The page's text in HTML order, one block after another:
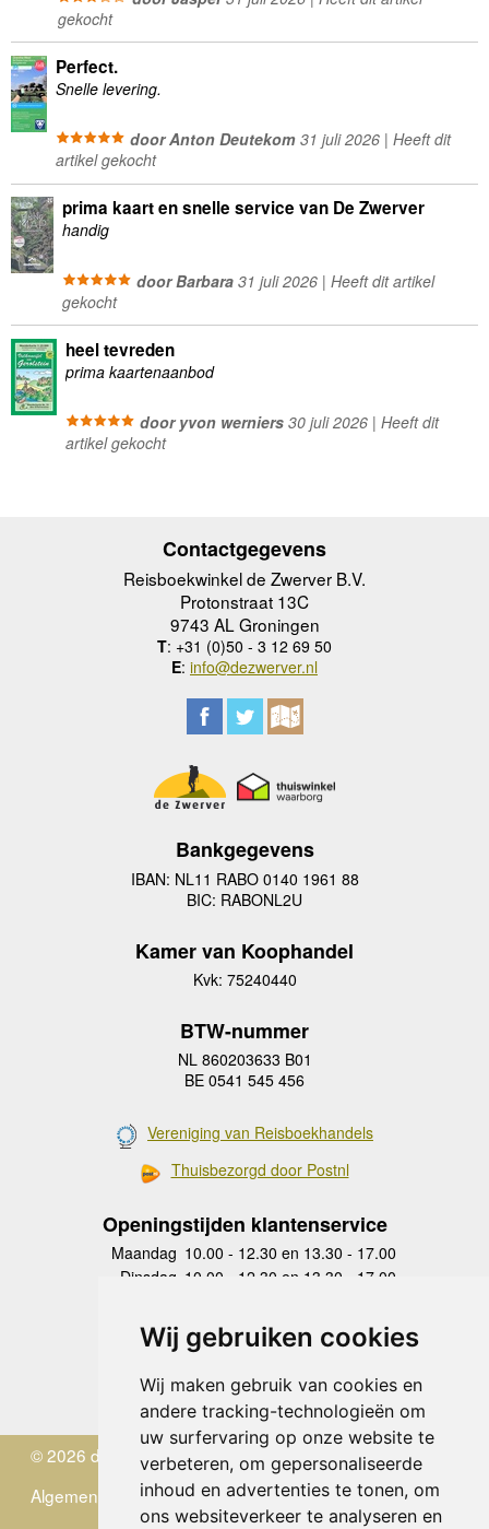
Wij gebruiken cookies
Wij maken gebruik van cookies en
andere tracking-technologieën om
uw surfervaring op onze website te
verbeteren, om gepersonaliseerde
inhoud en advertenties te tonen, om
ons websiteverkeer te analyseren en
gekocht
Perfect.
Snelle levering.
door Anton Deutekom31 juli 2026 | Heeft dit
artikel gekocht
prima kaart en snelle service van De Zwerver
handig
door Barbara31 juli 2026 | Heeft dit artikel
gekocht
heel tevreden
prima kaartenaanbod
door yvon werniers30 juli 2026 | Heeft dit
artikel gekocht
Contactgegevens
Reisboekwinkel de Zwerver B.V.
Protonstraat 13C
9743 AL Groningen
T: +31 (0)50 - 3 12 69 50
E: info@dezwerver.nl
Bankgegevens
IBAN: NL11 RABO 0140 1961 88
BIC: RABONL2U
Kamer van Koophandel
Kvk: 75240440
BTW-nummer
NL 860203633 B01
BE 0541 545 456
Vereniging van Reisboekhandels
Thuisbezorgd door Postnl
Openingstijden klantenservice
Maandag 10.00 - 12.30 en 13.30 - 17.00
Dinsdag 10.00 - 12.30 en 13.30 - 17.00
Donderdag
10.00 - 12.30 en 13.30 - 17.00
Vrijdag 10.00 - 12.30 en 13.30 - 17.00
Zaterdag
gesloten
Zondag gesloten
© 2026 de Zwerver
Algemene Voorwaarden